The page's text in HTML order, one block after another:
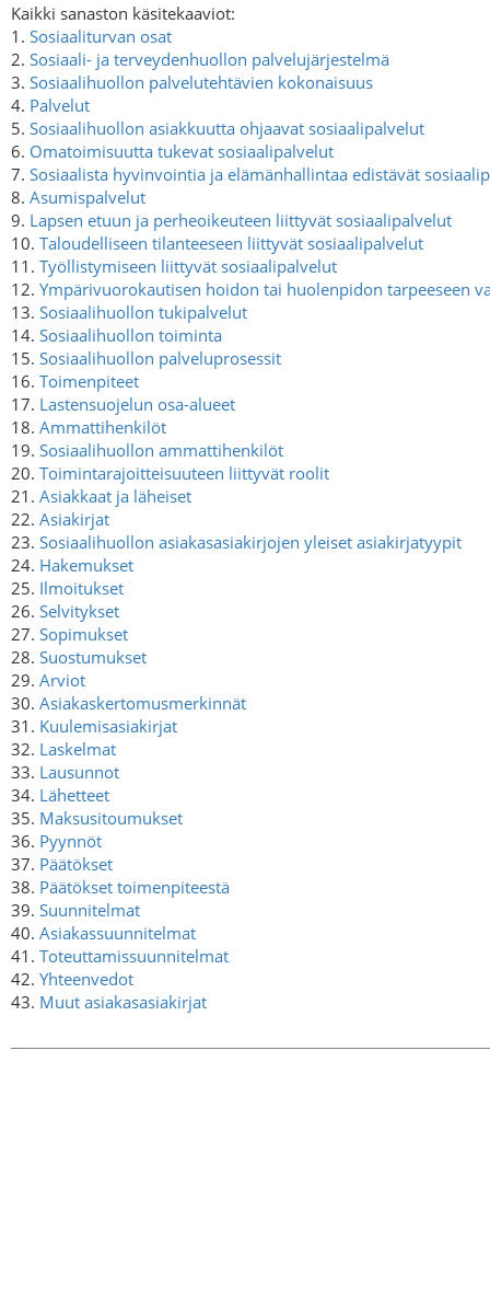
Kaikki sanaston käsitekaaviot:
1. Sosiaaliturvan osat
2. Sosiaali- ja terveydenhuollon palvelujärjestelmä
3. Sosiaalihuollon palvelutehtävien kokonaisuus
4. Palvelut
5. Sosiaalihuollon asiakkuutta ohjaavat sosiaalipalvelut
6. Omatoimisuutta tukevat sosiaalipalvelut
7. Sosiaalista hyvinvointia ja elämänhallintaa edistävät
8. Asumispalvelut
9. Lapsen etuun ja perheoikeuteen liittyvät sosiaalipalvelut
10. Taloudelliseen tilanteeseen liittyvät sosiaalipalvelut
11. Työllistymiseen liittyvät sosiaalipalvelut
12. Ympärivuorokautisen hoidon tai huolenpidon tarpeeseen
13. Sosiaalihuollon tukipalvelut
14. Sosiaalihuollon toiminta
15. Sosiaalihuollon palveluprosessit
16. Toimenpiteet
17. Lastensuojelun osa-alueet
18. Ammattihenkilöt
19. Sosiaalihuollon ammattihenkilöt
20. Toimintarajoitteisuuteen liittyvät roolit
21. Asiakkaat ja läheiset
22. Asiakirjat
23. Sosiaalihuollon asiakasasiakirjojen yleiset asiakirjatyypit
24. Hakemukset
25. Ilmoitukset
26. Selvitykset
27. Sopimukset
28. Suostumukset
29. Arviot
30. Asiakaskertomusmerkinnät
31. Kuulemisasiakirjat
32. Laskelmat
33. Lausunnot
34. Lähetteet
35. Maksusitoumukset
36. Pyynnöt
37. Päätökset
38. Päätökset toimenpiteestä
39. Suunnitelmat
40. Asiakassuunnitelmat
41. Toteuttamissuunnitelmat
42. Yhteenvedot
43. Muut asiakasasiakirjat